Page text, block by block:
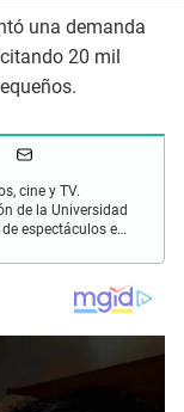
una demanda
20 mil
cine y TV.
de la Universidad
espectáculos en